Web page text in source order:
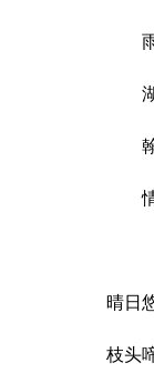
晴日
枝头